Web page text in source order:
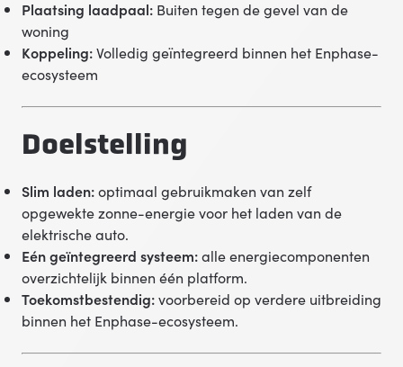
Plaatsing laadpaal: Buiten tegen de gevel van de
woning
Koppeling:Volledig geïntegreerd binnen het Enphase-
ecosysteem
Doelstelling
Slim laden:optimaal gebruikmaken van zelf
opgewekte zonne-energie voor het laden van de
elektrische auto.
Eén geïntegreerd systeem:alle energiecomponenten
overzichtelijk binnen één platform.
Toekomstbestendig:voorbereid op verdere uitbreiding
binnen het Enphase-ecosysteem.